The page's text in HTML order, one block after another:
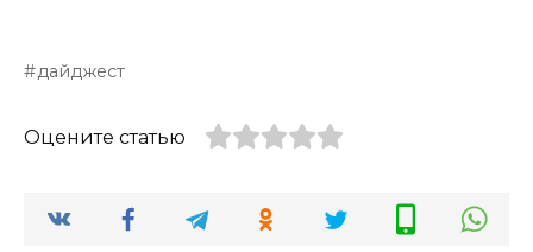
дайджест
Оцените статью